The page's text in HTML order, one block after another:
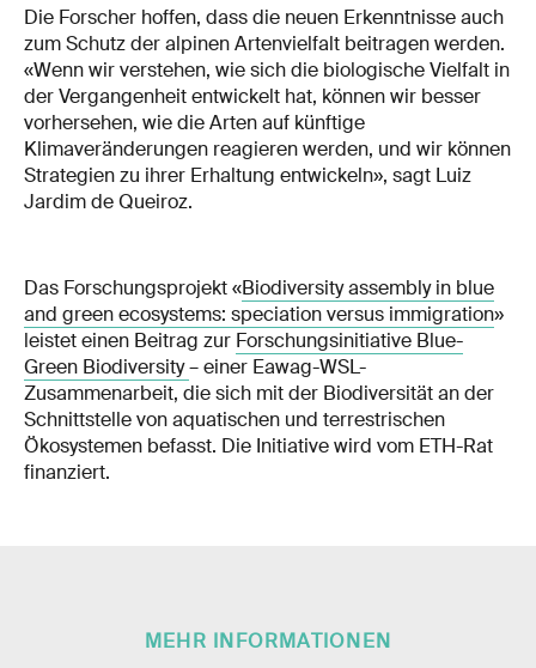
Die Forscher hoffen, dass die neuen Erkenntnisse auch
zum Schutz der alpinen Artenvielfalt beitragen werden.
«Wenn wir verstehen, wie sich die biologische Vielfalt in
der Vergangenheit entwickelt hat, können wir besser
vorhersehen, wie die Arten auf künftige
Klimaveränderungen reagieren werden, und wir können
Strategien zu ihrer Erhaltung entwickeln», sagt Luiz
Jardim de Queiroz.
Das Forschungsprojekt «Biodiversity assembly in blue
and green ecosystems: speciation versus immigration»
leistet einen Beitrag zur Forschungsinitiative Blue-
Green Biodiversity– einer Eawag-WSL-
Zusammenarbeit, die sich mit der Biodiversität an der
Schnittstelle von aquatischen und terrestrischen
Ökosystemen befasst. Die Initiative wird vom ETH-Rat
finanziert.
MEHR INFORMATIONEN